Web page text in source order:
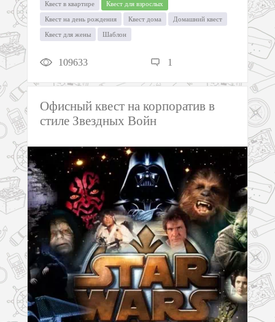
Квест в квартире Квест для взрослых
Квест на день рождения Квест дома Домашний квест
Квест для жены Шаблон
109633 1
Офисный квест на корпоратив в
стиле Звездных Войн